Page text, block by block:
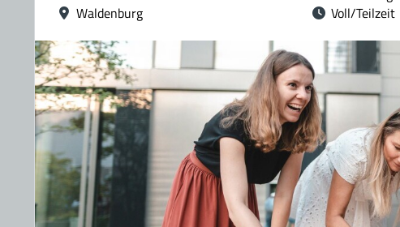
Waldenburg
Voll/Teilzeit